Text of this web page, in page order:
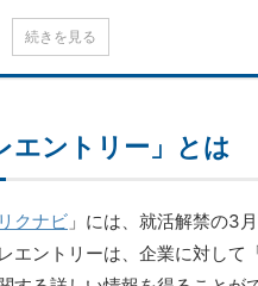
続きを見る
エントリー」とは
リクナビ 」には、就活解禁の3
エントリーは、企業に対して